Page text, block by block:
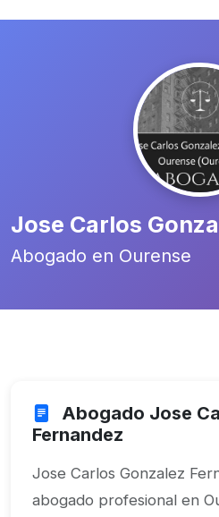
Jose Carlos
Abogado en Ourense
Abogado Jose
Fernandez
Jose Carlos Gonzalez
abogado profesional en